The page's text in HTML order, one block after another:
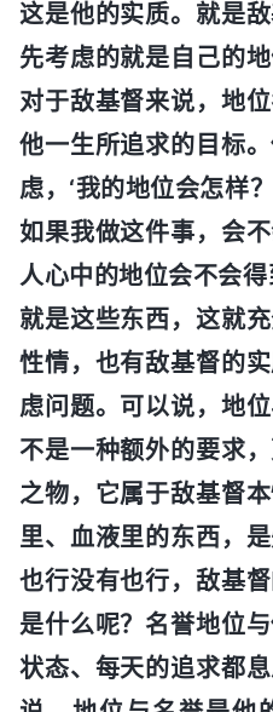
这是他的实质。就是
先考虑的就是自己的
对于敌基督来说，地
他一生所追求的目标
虑，‘我的地位会怎样
如果我做这件事，会
人心中的地位会不会
就是这些东西，这就
性情，也有敌基督的
虑问题。可以说，地
不是一种额外的要求
之物，它属于敌基督
里、血液里的东西，
也行没有也行，敌基
是什么呢？名誉地位
状态、每天的追求都